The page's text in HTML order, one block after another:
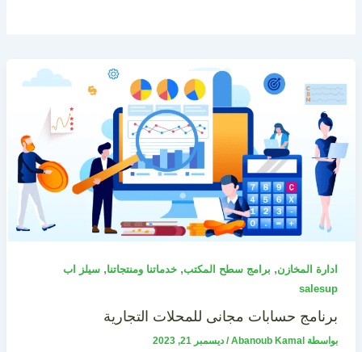
ادارة المخازن, برامج سطح المكتب, خدماتنا ومنتجاتنا, سيلز اب
salesup
برنامج حسابات مجانى للمحلات التجارية
بواسطة Abanoub Kamal
/ ديسمبر 21, 2023